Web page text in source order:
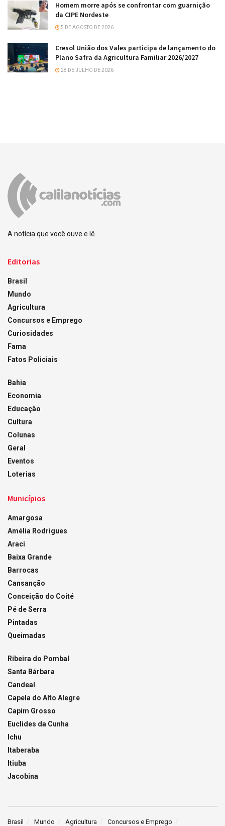
Homem morre após se confrontar com guarnição
da CIPE Nordeste
5 DE AGOSTO DE 2026
Cresol União dos Vales participa de lançamento do
Plano Safra da Agricultura Familiar 2026/2027
28 DE JULHO DE 2026
A notícia que você ouve e lê.
Editorias
Brasil
Mundo
Agricultura
Concursos e Emprego
Curiosidades
Fama
Fatos Policiais
Bahia
Economia
Educação
Cultura
Colunas
Geral
Eventos
Loterias
Municípios
Amargosa
Amélia Rodrigues
Araci
Baixa Grande
Barrocas
Cansanção
Conceição do Coité
Pé de Serra
Pintadas
Queimadas
Ribeira do Pombal
Santa Bárbara
Candeal
Capela do Alto Alegre
Capim Grosso
Euclides da Cunha
Ichu
Itaberaba
Itiuba
Jacobina
Brasil Mundo Agricultura Concursos e Emprego